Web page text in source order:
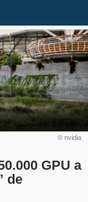
© nvidia
GPU a
de